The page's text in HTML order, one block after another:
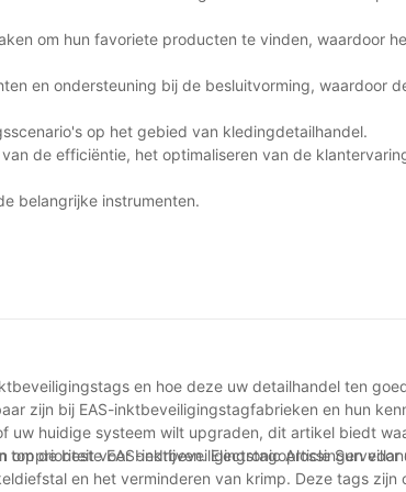
om hun favoriete producten te vinden, waardoor
en ondersteuning bij de besluitvorming, waardoor
op het gebied van kledingdetailhandel.
de efficiëntie, het optimaliseren van de
belangrijke instrumenten.
en hoe deze uw detailhandel ten
zijn bij EAS-inktbeveiligingstagfabrieken en hun
uw huidige systeem wilt upgraden, dit artikel biedt
om de beste EAS-inktbeveiligingstagoplossingen voor
voor bedrijven. Electronic Article
en het verminderen van krimp. Deze tags zijn